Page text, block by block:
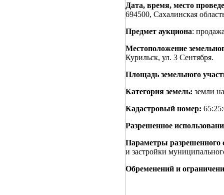
Дата, время, место
694500, Сахалинская
Предмет аукциона:
Местоположение
Курильск, ул. 3 Сентября.
Площадь земельного
Категория земель: земли
Кадастровый номер:
Разрешенное
Параметры разрешенного
и застройки
Обременений и